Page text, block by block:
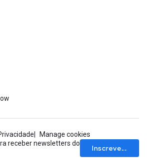
Manage cookies
receber newsletters do
Inscrever-se